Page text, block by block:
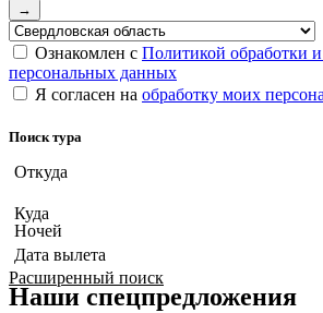
→
Ознакомлен с Политикой обработки
персональных данных
Я согласен на обработку моих
Поиск тура
Откуда
Куда
Дата вылета
Ночей
Расширенный поиск
Наши спецпредложения